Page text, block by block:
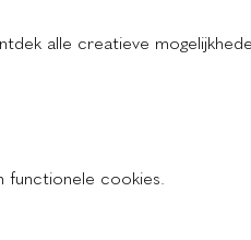
alle creatieve
functionele cookies.